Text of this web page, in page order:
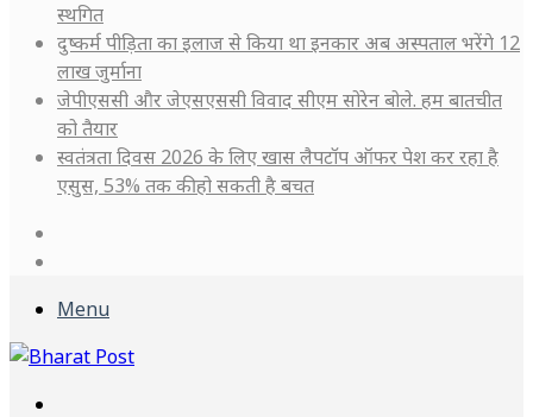
स्थगित
दुष्कर्म पीड़िता का इलाज से किया था इनकार अब अस्पताल भरेंगे 12
लाख जुर्माना
जेपीएससी और जेएसएससी विवाद सीएम सोरेन बोले. हम बातचीत
को तैयार
स्वतंत्रता दिवस 2026 के लिए खास लैपटॉप ऑफर पेश कर रहा है
एसुस, 53% तक की हो सकती है बचत
Menu